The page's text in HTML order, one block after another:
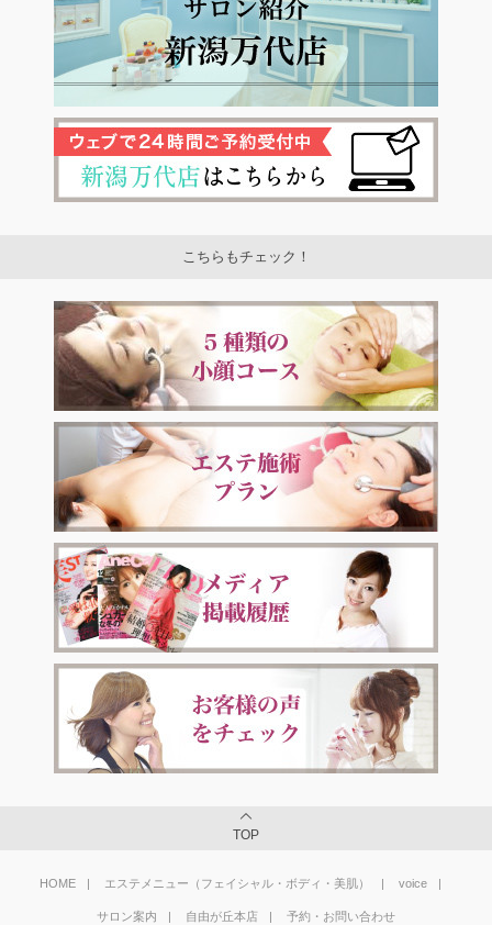
こちらもチェック！
TOP
HOME エステメニュー（フェイシャル・ボディ・美肌） voice
サロン案内 自由が丘本店 予約・お問い合わせ